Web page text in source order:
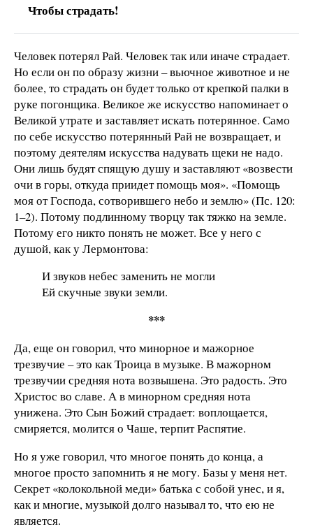
Чтобы страдать!
Человек потерял Рай. Человек так или иначе страдает.
Но если он по образу жизни – вьючное животное и не
более, то страдать он будет только от крепкой палки в
руке погонщика. Великое же искусство напоминает о
Великой утрате и заставляет искать потерянное. Само
по себе искусство потерянный Рай не возвращает, и
поэтому деятелям искусства надувать щеки не надо.
Они лишь будят спящую душу и заставляют «возвести
очи в горы, откуда приидет помощь моя». «Помощь
моя от Господа, сотворившего небо и землю» (Пс. 120:
1–2). Потому подлинному творцу так тяжко на земле.
Потому его никто понять не может. Все у него с
душой, как у Лермонтова:
И звуков небес заменить не могли
Ей скучные звуки земли.
***
Да, еще он говорил, что минорное и мажорное
трезвучие – это как Троица в музыке. В мажорном
трезвучии средняя нота возвышена. Это радость. Это
Христос во славе. А в минорном средняя нота
унижена. Это Сын Божий страдает: воплощается,
смиряется, молится о Чаше, терпит Распятие.
Но я уже говорил, что многое понять до конца, а
многое просто запомнить я не могу. Базы у меня нет.
Секрет «колокольной меди» батька с собой унес, и я,
как и многие, музыкой долго называл то, что ею не
является.